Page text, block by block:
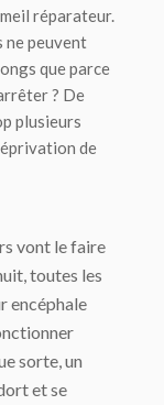
réparateur.
ne peuvent
que parce
? De
plusieurs
de
vont le faire
toutes les
encéphale
sorte, un
et se